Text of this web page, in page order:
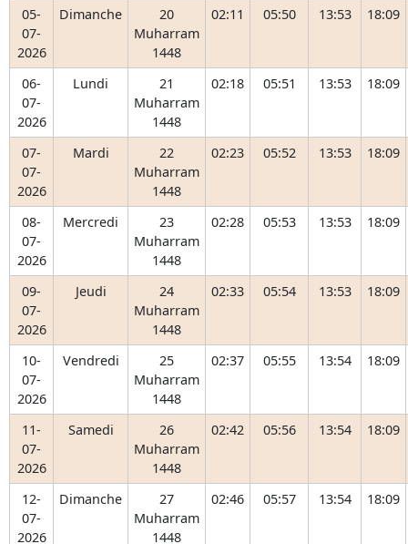
05-
07-
2026
Dimanche
20
Muharram
1448
02:11 05:50 13:53 18:09
06-
07-
2026
Lundi
21
Muharram
1448
02:18 05:51 13:53 18:09
07-
07-
2026
Mardi
22
Muharram
1448
02:23 05:52 13:53 18:09
08-
07-
2026
Mercredi
23
Muharram
1448
02:28 05:53 13:53 18:09
09-
07-
2026
Jeudi
24
Muharram
1448
02:33 05:54 13:53 18:09
10-
07-
2026
Vendredi
25
Muharram
1448
02:37 05:55 13:54 18:09
11-
07-
2026
Samedi
26
Muharram
1448
02:42 05:56 13:54 18:09
12-
07-
2026
Dimanche
27
Muharram
1448
02:46 05:57 13:54 18:09